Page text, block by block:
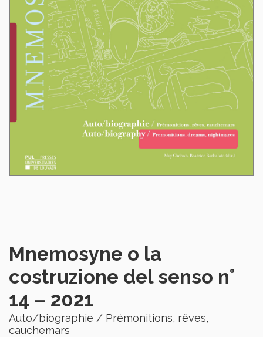
Mnemosyne o la
costruzione del senso n°
14 – 2021
Auto/biographie / Prémonitions, rêves,
cauchemars